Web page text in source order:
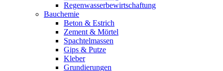
Regenwasserbewirtschaftung
Bauchemie
Beton & Estrich
Zement & Mörtel
Spachtelmassen
Gips & Putze
Kleber
Grundierungen